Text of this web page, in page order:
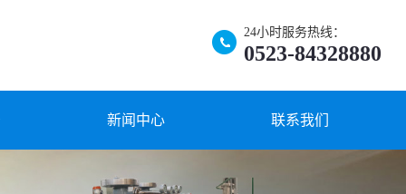
24小时服务热线：
0523-84328880
新闻中心 联系我们